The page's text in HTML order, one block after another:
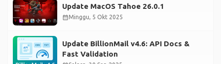
Update MacOS Tahoe 26.0.1
calendar_monthMinggu, 5 Okt 2025
Update BillionMail v4.6: API Docs &
Fast Validation